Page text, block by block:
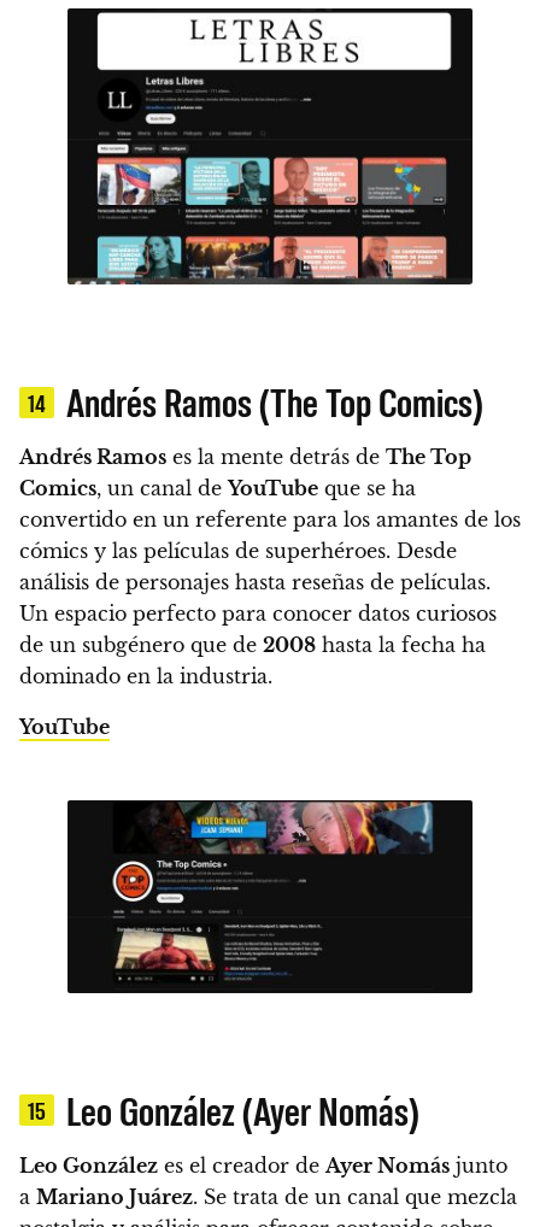
14 Andrés Ramos (The Top Comics)
Andrés Ramos es la mente detrás de The Top
Comics, un canal deYouTube que se ha
convertido en un referente para los amantes de los
cómics y las películas de superhéroes. Desde
análisis de personajes hasta reseñas de películas.
Un espacio perfecto para conocer datos curiosos
de un subgénero que de 2008 hasta la fecha ha
dominado en la industria.
YouTube
15 Leo González (Ayer Nomás)
Leo González es el creador de Ayer Nomás junto
a Mariano Juárez. Se trata de un canal que mezcla